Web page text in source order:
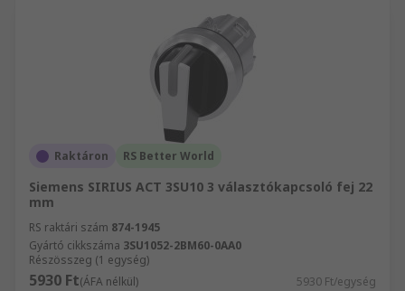
Raktáron RS Better World
Siemens SIRIUS ACT 3SU10 3 választókapcsoló fej 22
mm
RS raktári szám 874-1945
Gyártó cikkszáma 3SU1052-2BM60-0AA0
Részösszeg (1 egység)
5930 Ft(ÁFA nélkül) 5930 Ft/egység